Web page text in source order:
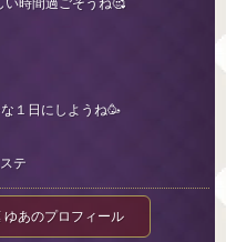
い時間過ごそうね🥰
１日にしようね🥳
テ
ゆあのプロフィール